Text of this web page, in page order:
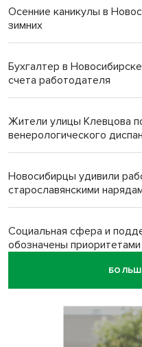
Осенние каникулы в
зимних
Бухгалтер в
счета работодателя
Жители улицы Клевцова
венерологического
Новосибирцы удивили
старославянскими
Социальная сфера и
обозначены